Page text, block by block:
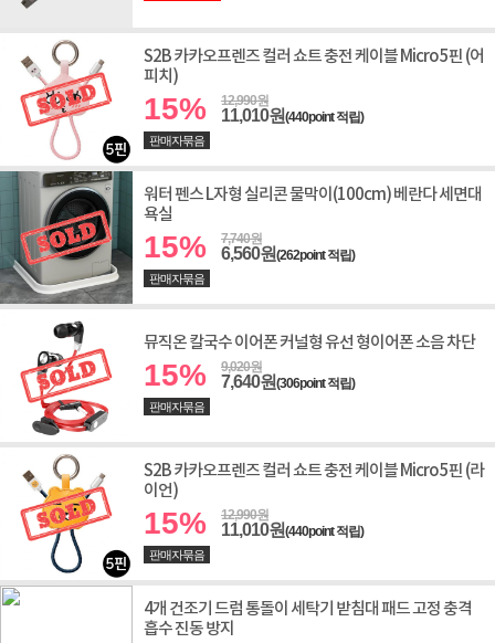
S2B 카카오프렌즈 컬러 쇼트 충전 케이블 Micro 5핀 (어
피치)
15% 12,990원
11,010원(440point 적립)
판매자묶음
워터 펜스 L자형 실리콘 물막이(100cm) 베란다 세면대
욕실
15% 7,740원
6,560원(262point 적립)
판매자묶음
뮤직온 칼국수 이어폰 커널형 유선 형이어폰 소음 차단
15% 9,020원
7,640원(306point 적립)
판매자묶음
S2B 카카오프렌즈 컬러 쇼트 충전 케이블 Micro 5핀 (라
이언)
15% 12,990원
11,010원(440point 적립)
판매자묶음
4개 건조기 드럼 통돌이 세탁기 받침대 패드 고정 충격
흡수 진동 방지